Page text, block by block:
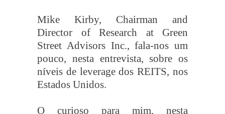
Mike Kirby, Chairman and
Director of Research at Green
Street Advisors Inc., fala-nos um
pouco, nesta entrevista, sobre os
níveis de leverage dos REITS, nos
Estados Unidos.
O curioso para mim, nesta